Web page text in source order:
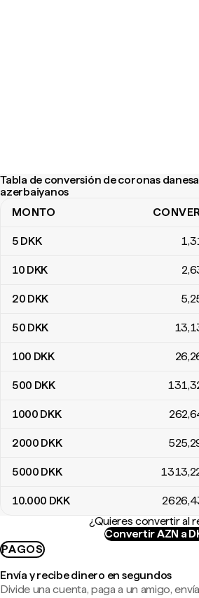
Tabla de conversión de coronas
azerbaiyanos
Tabla de conversión de coronas
MONTO
5 DKK 1
10 DKK 2
20 DKK 5
50 DKK 13
100 DKK 26
500 DKK 131
1000 DKK 262
2000 DKK 525
5000 DKK 1313
10.000 DKK 2626
¿Quieres convertir al
Convertir AZN a
PAGOS
Envía y recibe dinero en segundos
Divide una cuenta, paga a un amigo,